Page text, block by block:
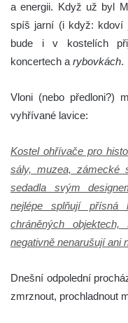
a energii. Když už byl
spíš jarní (i když: kdoví
bude i v kostelích
koncertech a rybovkách.
Vloni (nebo předloni?)
vyhřívané lavice:
Kostel ohřívače pro
sály, muzea, zámecké
sedadla svým
nejlépe splňují přísná
chráněných
negativně nenarušují ani
Dnešní odpolední
zmrznout, prochladnout